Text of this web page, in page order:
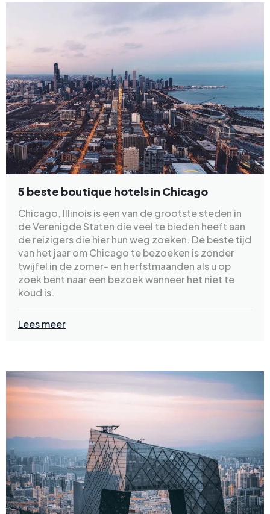
5 beste boutique hotels in Chicago
Chicago, Illinois is een van de grootste steden in
de Verenigde Staten die veel te bieden heeft aan
de reizigers die hier hun weg zoeken. De beste tijd
van het jaar om Chicago te bezoeken is zonder
twijfel in de zomer- en herfstmaanden als u op
zoek bent naar een bezoek wanneer het niet te
koud is.
Lees meer